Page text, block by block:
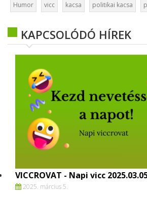
Humor vicc kacsa politikai kacsa
KAPCSOLÓDÓ HÍREK
VICCROVAT - Napi vicc
2025. március 5.